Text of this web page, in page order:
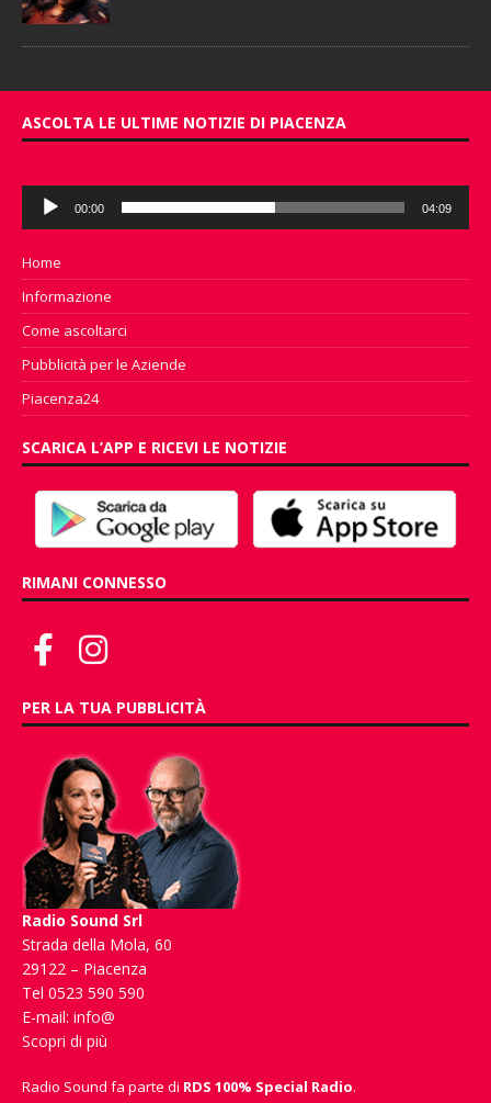
ASCOLTA LE ULTIME NOTIZIE DI PIACENZA
Audio
Player
00:00 04:09
Home
Informazione
Come ascoltarci
Pubblicità per le Aziende
Piacenza24
SCARICA L’APP E RICEVI LE NOTIZIE
RIMANI CONNESSO
PER LA TUA PUBBLICITÀ
Radio Sound Srl
Strada della Mola, 60
29122 – Piacenza
Tel 0523 590 590
E-mail: info@
Scopri di più
Radio Sound fa parte di RDS 100% Special Radio.